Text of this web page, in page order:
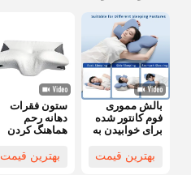
بالش مموری
فوم کانتور شده
برای خوابیدن به
روکش پلی استر
قابل شستشو در
بهترین قیمت
ستون فقرات
دهانه رحم
هماهنگ کردن
کنتور ارگونومیک
شکل پروانه
بهترین قیمت